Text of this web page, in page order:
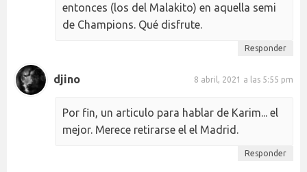
entonces (los del Malakito) en aquella semi
de Champions. Qué disfrute.
Responder
djino 8 abril, 2021 a las 5:55 pm
Por fin, un articulo para hablar de Karim... el
mejor. Merece retirarse el el Madrid.
Responder